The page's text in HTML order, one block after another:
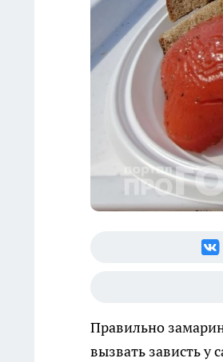
Правильно
вызвать зависть